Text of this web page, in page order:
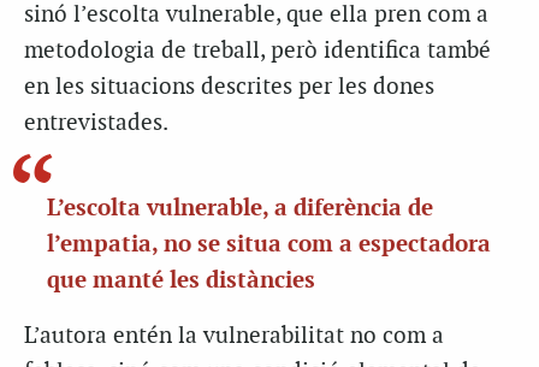
sinó l’escolta vulnerable, que ella pren com a
metodologia de treball, però identifica també
en les situacions descrites per les dones
entrevistades.
L’escolta vulnerable, a diferència de
l’empatia, no se situa com a espectadora
que manté les distàncies
L’autora entén la vulnerabilitat no com a